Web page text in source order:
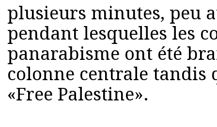
plusieurs minutes, peu
pendant lesquelles les
panarabisme ont été
colonne centrale tandis
«Free Palestine».